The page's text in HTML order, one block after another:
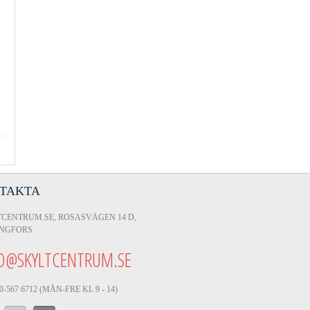
ROSASVÄGEN 14 D,
567 6712 (MÅN-FRE KL 9 - 14)